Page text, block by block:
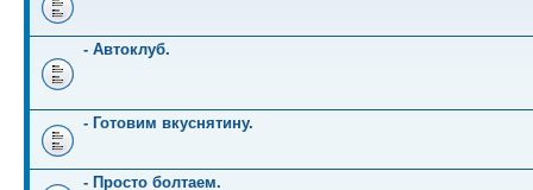
- Автоклуб.
- Готовим вкуснятину.
- Просто болтаем.